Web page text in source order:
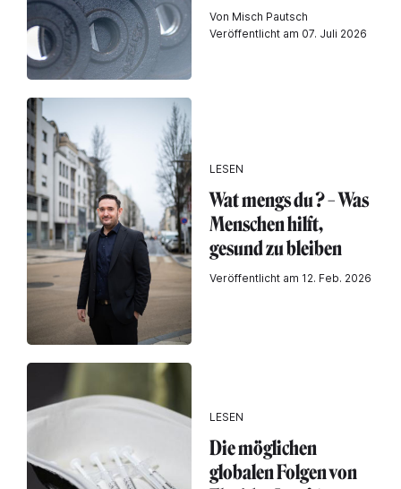
Von Misch Pautsch
Veröffentlicht am 07. Juli 2026
LESEN
Wat mengs du ? – Was
Menschen hilft,
gesund zu bleiben
Veröffentlicht am 12. Feb. 2026
LESEN
Die möglichen
globalen Folgen von